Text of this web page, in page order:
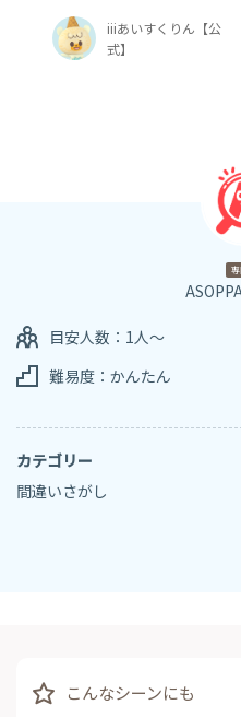
iiiあいすくりん【公
式】
目安人数：1人～
難易度：かんたん
カテゴリー
間違いさがし
こんなシーンにも